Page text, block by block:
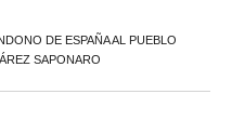
DE ESPAÑA AL PUEBLO
SAPONARO